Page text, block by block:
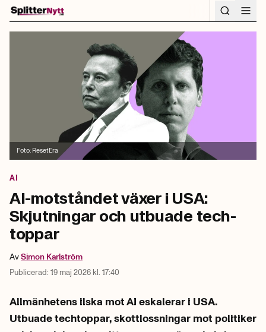
Hoppa till innehåll
Foto: ResetEra
AI
AI-motståndet växer i USA:
Skjutningar och utbuade tech-
toppar
AvSimon Karlström
Publicerad: 19 maj 2026 kl. 17:40
Allmänhetens ilska mot AI eskalerar i USA.
Utbuade techtoppar, skottlossningar mot politiker